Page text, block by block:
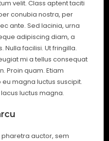
velit. Class aptent taciti
conubia nostra, per
ante. Sed lacinia, urna
adipiscing diam, a
Nulla facilisi. Ut fringilla.
mi a tellus consequat
Proin quam. Etiam
magna luctus suscipit.
luctus magna.
auctor, sem